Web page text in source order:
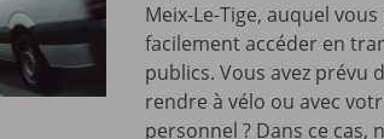
Meix-Le-Tige, auquel
facilement accéder en
publics. Vous avez prévu
rendre à vélo ou avec
personnel ? Dans ce cas,